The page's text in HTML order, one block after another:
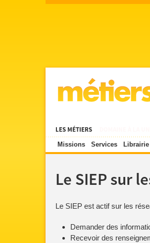
LES MÉTIERS
Missions Services Librairie
Le SIEP sur
Le SIEP est actif sur les
Demander des
Recevoir des